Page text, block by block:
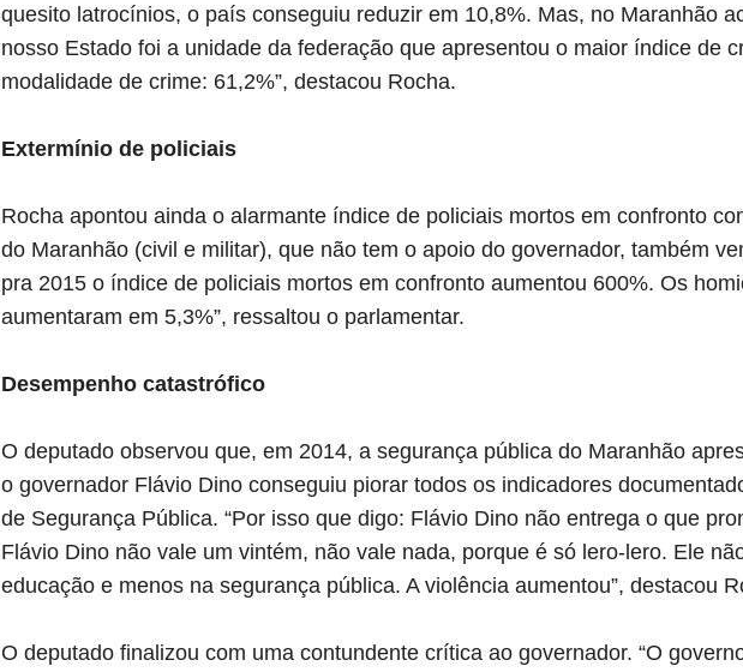
quesito latrocínios, o país conseguiu reduzir em 10,8%. Mas, no Maranhão
nosso Estado foi a unidade da federação que apresentou o maior índice de
modalidade de crime: 61,2%”, destacou Rocha.
Extermínio de policiais
Rocha apontou ainda o alarmante índice de policiais mortos em confronto
do Maranhão (civil e militar), que não tem o apoio do governador, também
pra 2015 o índice de policiais mortos em confronto aumentou 600%. Os
aumentaram em 5,3%”, ressaltou o parlamentar.
Desempenho catastrófico
O deputado observou que, em 2014, a segurança pública do Maranhão
o governador Flávio Dino conseguiu piorar todos os indicadores
de Segurança Pública. “Por isso que digo: Flávio Dino não entrega o que
Flávio Dino não vale um vintém, não vale nada, porque é só lero-lero. Ele
educação e menos na segurança pública. A violência aumentou”, destacou
O deputado finalizou com uma contundente crítica ao governador. “O